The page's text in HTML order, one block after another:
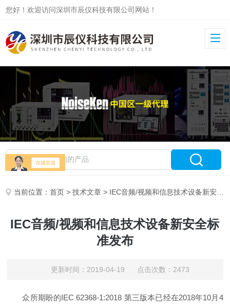
您好！欢迎访问深圳市辰仪科技有限公司网站！
当前位置：首页 >技术文章 > IEC音频/视频和信息技术设备新安全标准发布
IEC音频/视频和信息技术设备新安全标
准发布
更新时间：2019-04-19 点击次数：2473
众所期盼的IEC 62368-1:2018 第三版本已经在2018年10月4